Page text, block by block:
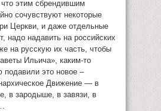
этим сбрендившим
сочувствуют некоторые
Церкви, и даже отдельные
надо надавить на российских
на русскую их часть, чтобы
Ильича», каким-то
подавили это новое –
Движение — в
в зародыше, в завязи, в